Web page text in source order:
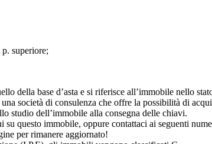
superiore;
della base d’asta e si riferisce all’immobile nello
società di consulenza che offre la possibilità di
studio dell’immobile alla consegna delle chiavi.
questo immobile, oppure contattaci ai seguenti
per rimanere aggiornato!